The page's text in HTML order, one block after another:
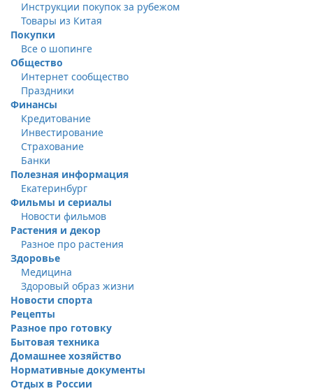
Инструкции покупок за рубежом
Товары из Китая
Покупки
Все о шопинге
Общество
Интернет сообщество
Праздники
Финансы
Кредитование
Инвестирование
Страхование
Банки
Полезная информация
Екатеринбург
Фильмы и сериалы
Новости фильмов
Растения и декор
Разное про растения
Здоровье
Медицина
Здоровый образ жизни
Новости спорта
Рецепты
Разное про готовку
Бытовая техника
Домашнее хозяйство
Нормативные документы
Отдых в России